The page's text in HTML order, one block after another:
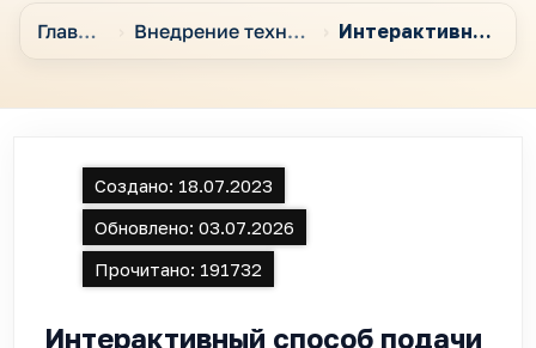
Главная Внедрение технологий массовых коммуникаций Интерактивный способ подачи обращения
Создано: 18.07.2023
Обновлено: 03.07.2026
Прочитано: 191732
Интерактивный способ подачи